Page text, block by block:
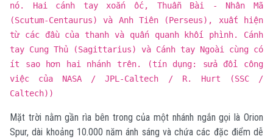
nó. Hai cánh tay xoắn ốc, Thuẫn Bài - Nhân Mã
(Scutum-Centaurus) và Anh Tiên (Perseus), xuất hiện
từ các đầu của thanh và quấn quanh khối phình. Cánh
tay Cung Thủ (Sagittarius) và Cánh tay Ngoài cùng có
ít sao hơn hai nhánh trên. (tín dụng: sửa đổi công
việc của NASA / JPL-Caltech / R. Hurt (SSC /
Caltech))
Mặt trời nằm gần rìa bên trong của một nhánh ngắn gọi là Orion
Spur, dài khoảng 10.000 năm ánh sáng và chứa các đặc điểm dễ